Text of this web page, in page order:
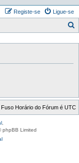
Ligue-se
Registe-se
s
a
Horário do Fórum é UTC
phpBB Limited